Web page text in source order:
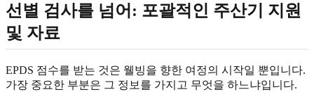
선별 검사를 넘어: 포괄적인 주산기 지원
및 자료
EPDS 점수를 받는 것은 웰빙을 향한 여정의 시작일 뿐입니다.
가장 중요한 부분은 그 정보를 가지고 무엇을 하느냐입니다.